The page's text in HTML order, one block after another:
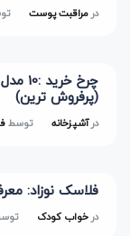
درمراقبت پوست
چرخ
(پرفروش ترین)
درآشپزخانه توسط
فلاسک نوزاد: معرفی 10 فلاسک کودک برتر برای
درخواب کودک